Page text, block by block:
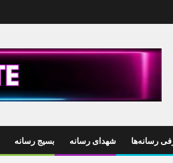
رسانه‌ها شهدای رسانه بسیج رسانه